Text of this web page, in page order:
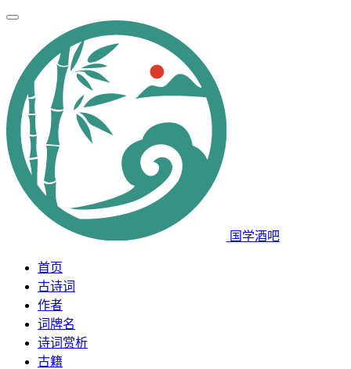
国学酒吧
首页
古诗词
作者
词牌名
诗词赏析
古籍